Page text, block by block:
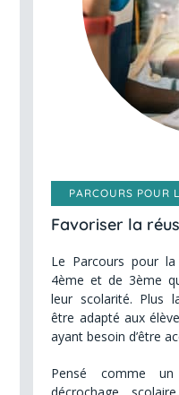
PARCOURS POUR
Favoriser la
Le Parcours pour la
4ème et de 3ème
leur scolarité. Plus
être adapté aux
ayant besoin d’être
Pensé comme